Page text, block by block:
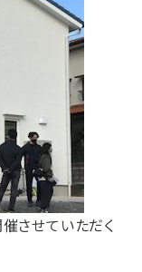
させていただく